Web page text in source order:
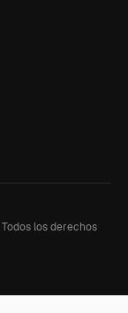
Todos los derechos